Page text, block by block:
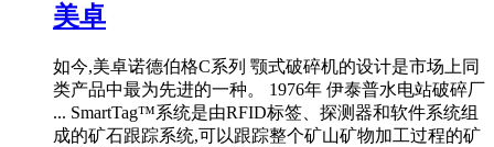
美卓
如今,美卓诺德伯格C系列 颚式破碎机的设计是市场上同
类产品中最为先进的一种。 1976年 伊泰普水电站破碎厂
... SmartTag™系统是由RFID标签、探测器和软件系统组
成的矿石跟踪系统,可以跟踪整个矿山矿物加工过程的矿